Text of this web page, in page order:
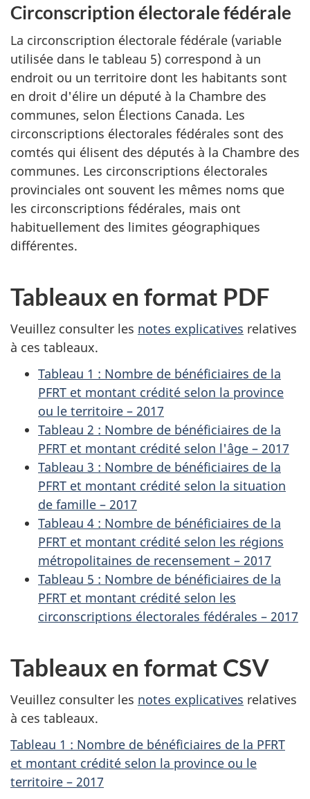
Circonscription électorale fédérale
La circonscription électorale fédérale (variable
utilisée dans le tableau 5) correspond à un
endroit ou un territoire dont les habitants sont
en droit d'élire un député à la Chambre des
communes, selon Élections Canada. Les
circonscriptions électorales fédérales sont des
comtés qui élisent des députés à la Chambre des
communes. Les circonscriptions électorales
provinciales ont souvent les mêmes noms que
les circonscriptions fédérales, mais ont
habituellement des limites géographiques
différentes.
Tableaux en format PDF
Veuillez consulter les notes explicatives relatives
à ces tableaux.
Tableau 1 : Nombre de bénéficiaires de la
PFRT et montant crédité selon la province
ou le territoire – 2017
Tableau 2 : Nombre de bénéficiaires de la
PFRT et montant crédité selon l'âge – 2017
Tableau 3 : Nombre de bénéficiaires de la
PFRT et montant crédité selon la situation
de famille – 2017
Tableau 4 : Nombre de bénéficiaires de la
PFRT et montant crédité selon les régions
métropolitaines de recensement – 2017
Tableau 5 : Nombre de bénéficiaires de la
PFRT et montant crédité selon les
circonscriptions électorales fédérales – 2017
Tableaux en format CSV
Veuillez consulter les notes explicatives relatives
à ces tableaux.
Tableau 1 : Nombre de bénéficiaires de la PFRT
et montant crédité selon la province ou le
territoire – 2017